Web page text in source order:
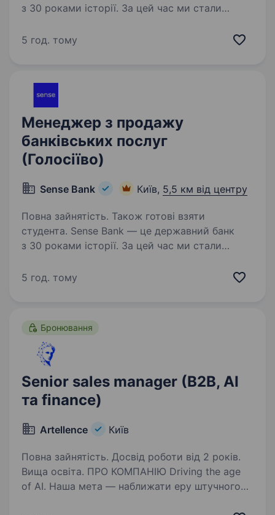
з 30 роками історії. За цей час ми стали
з 4000 людей, де кожен присвячений місії —
5 год. тому
Менеджер з продажу
банківських послуг
(Голосіїво)
Sense Bank Київ, 5,5 км від центру
Повна зайнятість. Також готові взяти
студента. Sense Bank — це державний банк
з 30 роками історії. За цей час ми стали
з 4000 людей, де кожен присвячений місії —
5 год. тому
Бронювання
Senior sales manager (B2B, AI
та finance)
Artellence Київ
Повна зайнятість. Досвід роботи від 2 років.
Вища освіта. ПРО КОМПАНІЮ Driving the age
of AI. Наша мета — наближати еру штучного